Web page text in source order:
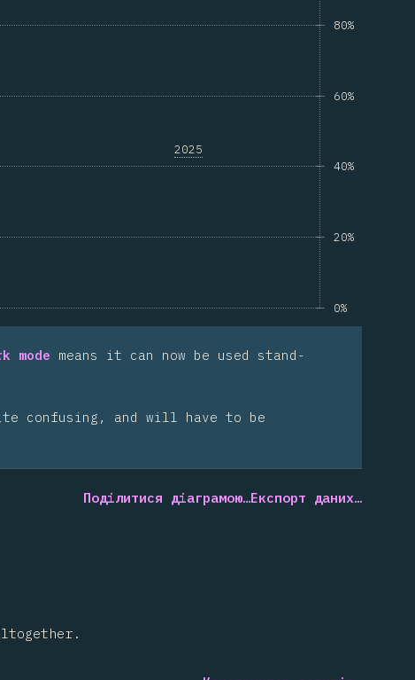
2025
0%
20%
40%
60%
80%
mode means it can now be used stand-
confusing, and will have to be
Поділитися діаграмою…Експорт даних…